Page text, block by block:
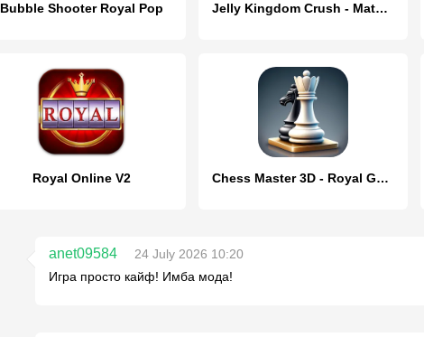
Bubble Shooter Royal Pop Jelly Kingdom Crush - Match 3
Royal Online V2 Chess Master 3D - Royal Game
anet09584
24 July 2026 10:20
Игра просто кайф! Имба мода!